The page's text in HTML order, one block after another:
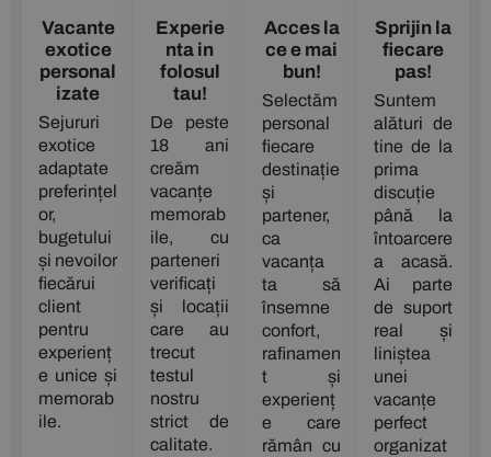
Vacante
exotice
personal
izate
Sejururi
exotice
adaptate
preferințel
or,
bugetului
și nevoilor
fiecărui
client
pentru
experienț
e unice și
memorab
ile.
Experie
nta in
folosul
tau!
De peste
18 ani
creăm
vacanțe
memorab
ile, cu
parteneri
verificați
și locații
care au
trecut
testul
nostru
strict de
calitate.
Acces la
ce e mai
bun!
Selectăm
personal
fiecare
destinație
și
partener,
ca
vacanța
ta să
însemne
confort,
rafinamen
t și
experienț
e care
rămân cu
Sprijin la
fiecare
pas!
Suntem
alături de
tine de la
prima
discuție
până la
întoarcere
a acasă.
Ai parte
de suport
real și
liniștea
unei
vacanțe
perfect
organizat